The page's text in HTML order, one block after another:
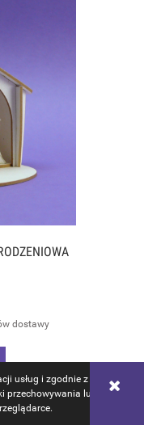
usług i zgodnie z
przechowywania lub
dostawy